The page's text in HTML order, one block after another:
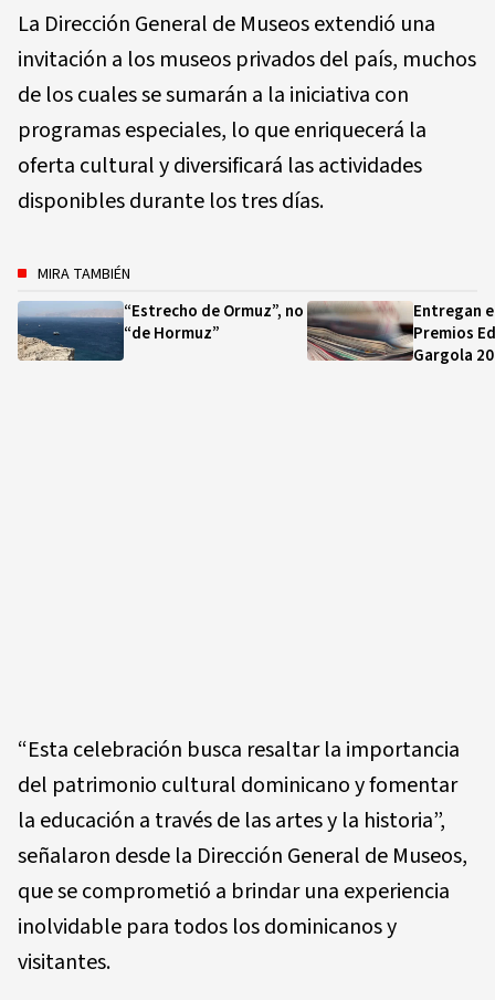
La Dirección General de Museos extendió una
invitación a los museos privados del país, muchos
de los cuales se sumarán a la iniciativa con
programas especiales, lo que enriquecerá la
oferta cultural y diversificará las actividades
disponibles durante los tres días.
MIRA TAMBIÉN
“Estrecho de Ormuz”, no
“de Hormuz”
Entregan
Premios
Gargola
“Esta celebración busca resaltar la importancia
del patrimonio cultural dominicano y fomentar
la educación a través de las artes y la historia”,
señalaron desde la Dirección General de Museos,
que se comprometió a brindar una experiencia
inolvidable para todos los dominicanos y
visitantes.